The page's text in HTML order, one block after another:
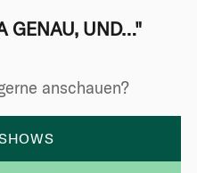
GENAU, UND…"
anschauen?